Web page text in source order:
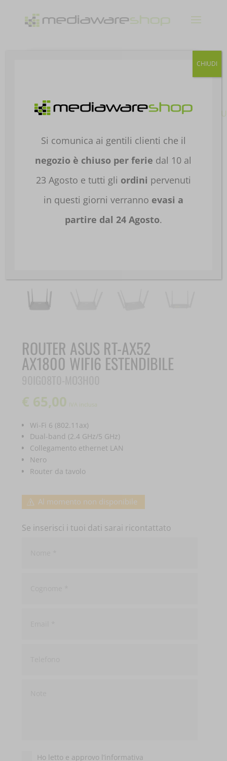
Home/ RETI E
VIDEOSORVEGLIANZA/NETWORKING /ROUTER
ROUTER ASUS RT-AX52
AX1800 WIFI6 ESTENDIBILE
€ 65,00 IVA inclusa
Wi-Fi 6 (802.11ax)
Dual-band (2.4 GHz/5 GHz)
Collegamento ethernet LAN
Nero
Router da tavolo
Al momento non disponibile
Se inserisci i tuoi dati sarai ricontattato
*
Ho letto e approvo l’informativa
Si comunica ai gentili clienti che il
negozio è chiuso per ferie dal 10 al
23 Agosto e tutti gli ordini pervenuti
in questi giorni verranno evasi a
partire dal 24 Agosto.
CHIUDI